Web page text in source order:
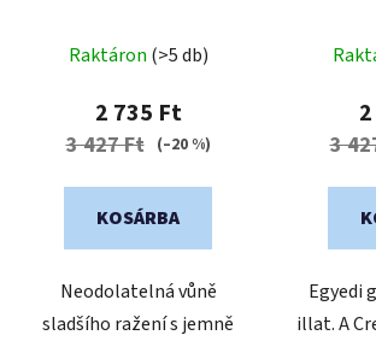
Raktáron (>5 db)
2 735 Ft
3 427 Ft (–20 %)
KOSÁRBA
Neodolatelná vůně
sladšího ražení s jemně
3
Egyedi
illat. A